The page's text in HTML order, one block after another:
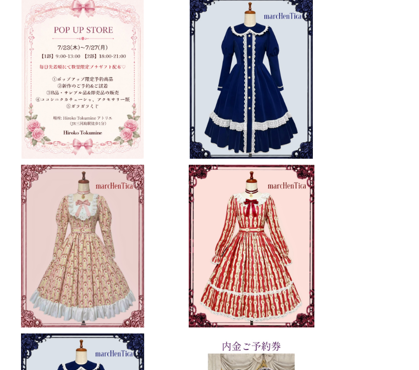
POP-UP-STOREご予約チケット（プチギ
フト確約）
¥50
【ご予約券】セントノエルコート
¥58,000
【ご予約券】ローズガーデンヨークワンピ
ース
¥38,000
【ご予約券】ローズガーデンワンピース
¥34,000